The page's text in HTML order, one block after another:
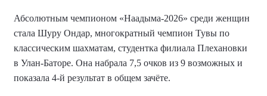
Абсолютным чемпионом «Наадыма-2026» среди женщин
стала Шуру Ондар, многократный чемпион Тувы по
классическим шахматам, студентка филиала Плехановки
в Улан-Баторе. Она набрала 7,5 очков из 9 возможных и
показала 4-й результат в общем зачёте.